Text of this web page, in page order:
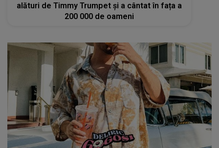
alături de Timmy Trumpet și a cântat în fața a
200 000 de oameni